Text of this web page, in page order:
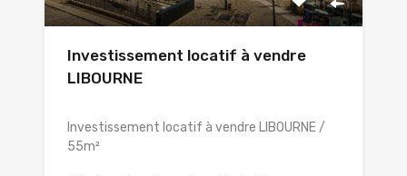
Investissement locatif à vendre
LIBOURNE
Investissement locatif à vendre LIBOURNE /
55m²